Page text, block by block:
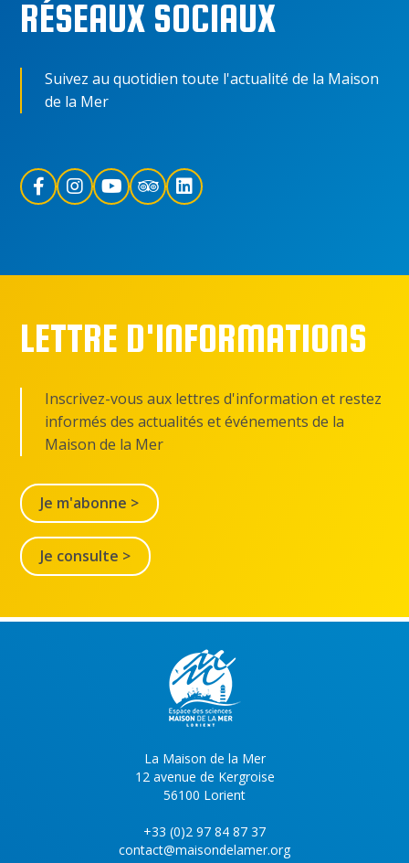
RÉSEAUX SOCIAUX
Suivez au quotidien toute l'actualité de la Maison
de la Mer
LETTRE D'INFORMATIONS
Inscrivez-vous aux lettres d'information et restez
informés des actualités et événements de la
Maison de la Mer
Je m'abonne >
Je consulte >
La Maison de la Mer
12 avenue de Kergroise
56100 Lorient
+33 (0)2 97 84 87 37
contact@maisondelamer.org